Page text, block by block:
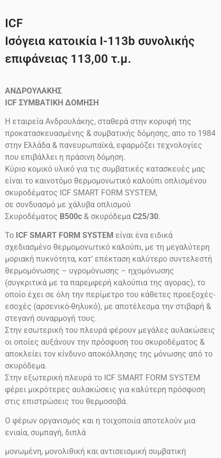
ICF
Ισόγεια κατοικία Ι-113b συνολικής
επιφάνειας 113,00 τ.μ.
ΑΝΔΡΟΥΛΑΚΗΣ
ICF ΣΥΜΒΑΤΙΚΗ ΔΟΜΗΣΗ
Η εταιρεία Ανδρουλάκης, σταθερά στην κορυφή της
προκατασκευασμένης & συμβατικής δόμησης, απο το 1984
στην Ελλάδα & πανευρωπαϊκά, εφαρμόζει τεχνολογίες
που επιβάλλει η πράσινη δόμηση.
Κύριο κομικό υλικό για τις συμβατικές κατασκευές μας
είναι το καινοτόμο θερμομονωτικό καλούπι οπλισμένου
σκυροδέματος ICF SMART FORM SYSTEM,
σε συνδυασμό με χάλυβα οπλισμού
Σκυροδέματος B500c & σκυρόδεμα C25/30.
Το ICF SMART FORM SYSTEM είναι ένα ειδικά
σχεδιασμένο θερμομονωτικό καλούπι, με τη μεγαλύτερη
μοριακή πυκνότητα, κατ’ επέκταση καλύτερο συντελεστή
θερμομόνωσης – υγρομόνωσης – ηχομόνωσης
(συγκριτικά με τα παρεμφερή καλούπια της αγορας), το
οποίο έχει σε όλη την περίμετρο του κάθετες προεξοχές-
εσοχές (αρσενικό-θηλυκό), με αποτέλεσμα την στιβαρή &
στεγανή συναρμογή τους.
Στην εσωτερική του πλευρά φέρουν μεγάλες αυλακώσεις
οι οποίες αυξάνουν την πρόσφυση του σκυροδέματος &
αποκλείει τον κίνδυνο αποκόλλησης της μόνωσης από το
σκυρόδεμα.
Στην εξωτερική πλευρά το ICF SMART FORM SYSTEM
φέρει μικρότερες αυλακώσεις για καλύτερη πρόσφυση
στις επιστρώσεις του θερμοσοβά.
Ο φέρων οργανισμός και η τοιχοποιία αποτελούν μια
ενιαία, συμπαγή, διπλά
μονωμένη, μονολιθική και αντισεισμική συμβατική